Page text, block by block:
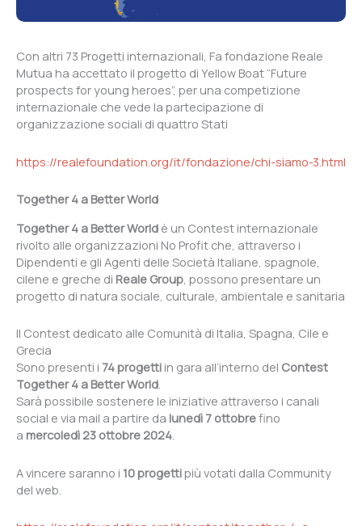
Con altri 73 Progetti internazionali, Fa fondazione Reale
Mutua ha accettato il progetto di Yellow Boat “Future
prospects for young heroes”, per una competizione
internazionale che vede la partecipazione di
organizzazione sociali di quattro Stati
https://realefoundation.org/it/fondazione/chi-siamo-3.html
Together 4 a Better World
Together 4 a Better World è un Contest internazionale
rivolto alle organizzazioni No Profit che, attraverso i
Dipendenti e gli Agenti delle Società Italiane, spagnole,
cilene e greche di Reale Group , possono presentare un
progetto di natura sociale, culturale, ambientale e sanitaria
Il Contest dedicato alle Comunità di Italia, Spagna, Cile e
Grecia
Sono presenti i 74 progetti in gara all’interno del Contest
Together 4 a Better World.
Sarà possibile sostenere le iniziative attraverso i canali
social e via mail a partire da lunedì 7 ottobrefino
a mercoledì 23 ottobre 2024.
A vincere saranno i 10 progettipiù votati dalla Community
del web.